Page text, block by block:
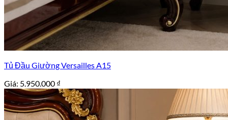
Tủ Đầu Giường Versailles A15
Giá: 5.950.000 ₫